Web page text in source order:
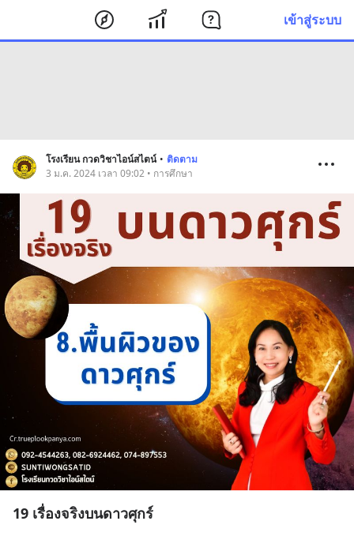
เข้าสู่ระบบ
โรงเรียน กวดวิชาไอน์สไตน์ • ติดตาม
3 ม.ค. 2024 เวลา 09:02 • การศึกษา
19 เรื่องจริงบนดาวศุกร์